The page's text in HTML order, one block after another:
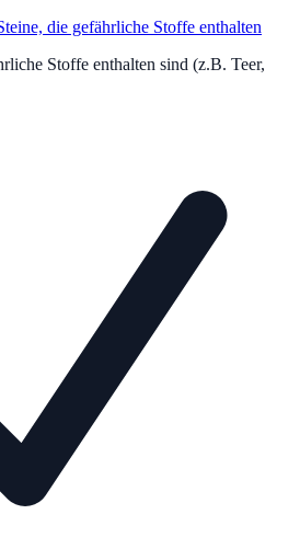
die gefährliche Stoffe enthalten
Stoffe enthalten sind (z.B. Teer,